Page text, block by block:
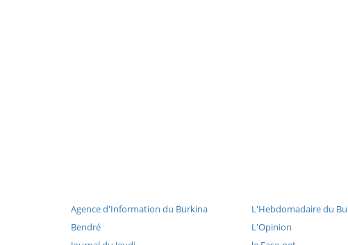
Agence d'Information du Burkina
Bendré
L'Hebdomadaire du
L'Opinion